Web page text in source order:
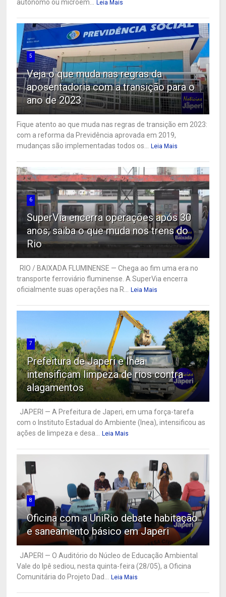
autônomo ou microem...
Leia Mais
5
Veja o que muda nas regras da
aposentadoria com a transição para o
ano de 2023
Fique atento ao que muda nas regras de transição em 2023:
com a reforma da Previdência aprovada em 2019,
mudanças são implementadas todos os...
Leia Mais
6
SuperVia encerra operações após 30
anos; saiba o que muda nos trens do
Rio
RIO / BAIXADA FLUMINENSE — Chega ao fim uma era no
transporte ferroviário fluminense. A SuperVia encerra
oficialmente suas operações na R...
Leia Mais
7
Prefeitura de Japeri e Inea
intensificam limpeza de rios contra
alagamentos
JAPERI — A Prefeitura de Japeri, em uma força-tarefa
com o Instituto Estadual do Ambiente (Inea), intensificou as
ações de limpeza e desa...
Leia Mais
8
Oficina com a UniRio debate habitação
e saneamento básico em Japeri
JAPERI — O Auditório do Núcleo de Educação Ambiental
Vale do Ipê sediou, nesta quinta-feira (28/05), a Oficina
Comunitária do Projeto Dad...
Leia Mais